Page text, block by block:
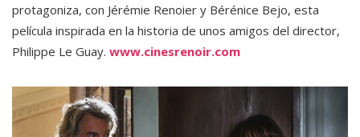
protagoniza, con Jérémie Renoier y Bérénice Bejo, esta
película inspirada en la historia de unos amigos del director,
Philippe Le Guay. www.cinesrenoir.com